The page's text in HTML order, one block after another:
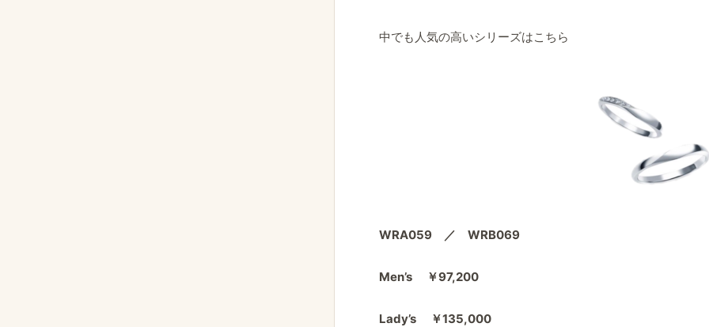
中でも人気の高いシリーズはこちら
WRA059 ／ WRB069
Men’s ￥97,200
Lady’s ￥135,000